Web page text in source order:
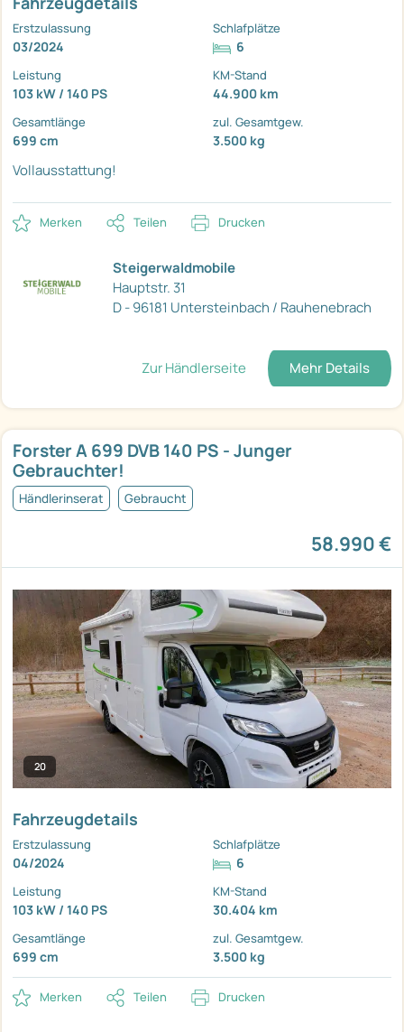
Erstzulassung
03/2024
Schlafplätze
6
Leistung
103 kW / 140 PS
KM-Stand
44.900 km
Gesamtlänge
699 cm
zul. Gesamtgew.
3.500 kg
Vollausstattung!
Merken Teilen Drucken
Steigerwaldmobile
Hauptstr. 31
D - 96181 Untersteinbach / Rauhenebrach
Zur Händlerseite Mehr Details
Forster A 699 DVB 140 PS - Junger
Gebrauchter!
Händlerinserat Gebraucht
58.990 €
20
Fahrzeugdetails
Erstzulassung
04/2024
Schlafplätze
6
Leistung
103 kW / 140 PS
KM-Stand
30.404 km
Gesamtlänge
699 cm
zul. Gesamtgew.
3.500 kg
Merken Teilen Drucken